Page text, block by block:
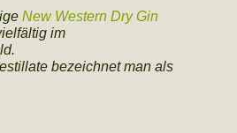
New Western Dry Gin
im
bezeichnet man als